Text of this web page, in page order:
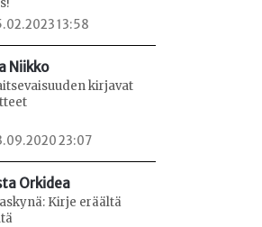
13:58
Niikko
kirjavat
23:07
Orkidea
Kirje eräältä